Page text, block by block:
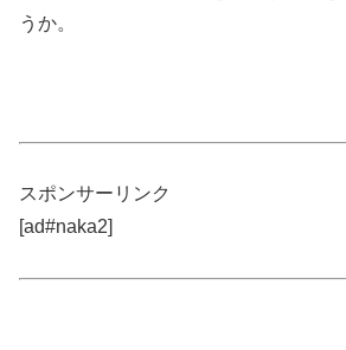
うか。
スポンサーリンク
[ad#naka2]